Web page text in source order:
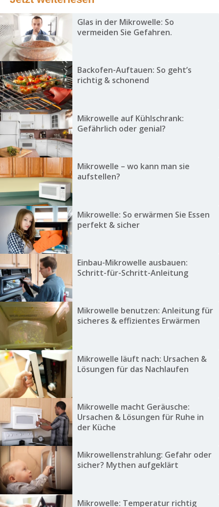
Glas in der Mikrowelle: So
vermeiden Sie Gefahren.
Backofen-Auftauen: So geht’s
richtig & schonend
Mikrowelle auf Kühlschrank:
Gefährlich oder genial?
Mikrowelle – wo kann man sie
aufstellen?
Mikrowelle: So erwärmen Sie Essen
perfekt & sicher
Einbau-Mikrowelle ausbauen:
Schritt-für-Schritt-Anleitung
Mikrowelle benutzen: Anleitung für
sicheres & effizientes Erwärmen
Mikrowelle läuft nach: Ursachen &
Lösungen für das Nachlaufen
Mikrowelle macht Geräusche:
Ursachen & Lösungen für Ruhe in
der Küche
Mikrowellenstrahlung: Gefahr oder
sicher? Mythen aufgeklärt
Mikrowelle: Temperatur richtig